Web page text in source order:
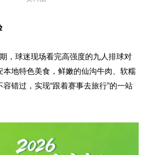
，球迷现场看完高强度的九人排球对
本地特色美食，鲜嫩的仙沟牛肉、软糯
错过，实现“跟着赛事去旅行”的一站